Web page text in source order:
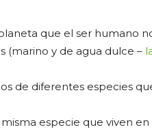
que el ser humano
(marino y de agua dulce –
de diferentes especies
especie que viven